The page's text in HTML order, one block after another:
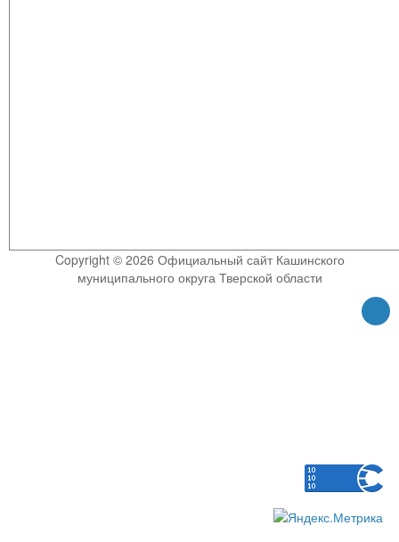
Copyright © 2026 Официальный сайт Кашинского
муниципального округа Тверской области